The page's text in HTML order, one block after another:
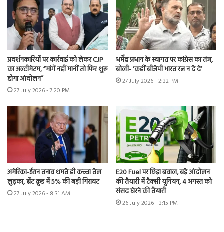
प्रदर्शनकारियों पर कार्रवाई को लेकर CJP
का अल्टीमेटम, “मांगें नहीं मानीं तो फिर शुरू
होगा आंदोलन”
27 July 2026 - 7:20 PM
धर्मेंद्र प्रधान के स्वागत पर कांग्रेस का तंज,
बोली- ‘कहीं बीजेपी भारत रत्न न दे दे’
27 July 2026 - 2:32 PM
अमेरिका-ईरान तनाव थमते ही कच्चा तेल
लुढ़का, ब्रेंट क्रूड में 5% की बड़ी गिरावट
27 July 2026 - 8:31 AM
E20 Fuel पर छिड़ा बवाल, बड़े आंदोलन
की तैयारी में टैक्सी यूनियन, 4 अगस्त को
संसद घेरने की तैयारी
26 July 2026 - 3:15 PM